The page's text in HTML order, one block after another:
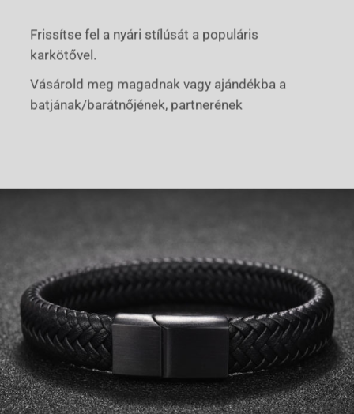
Frissítse fel a nyári stílúsát a populáris
karkötővel.
Vásárold meg magadnak vagy ajándékba a
batjának/barátnőjének, partnerének